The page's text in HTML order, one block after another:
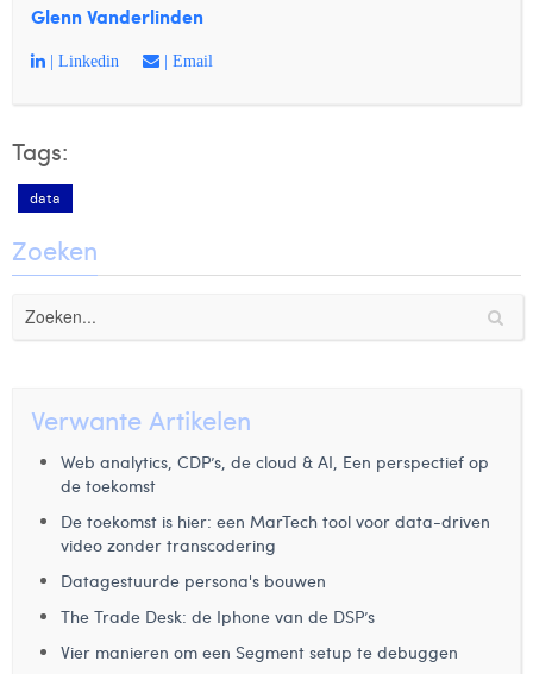
Glenn Vanderlinden
| Linkedin | Email
Tags:
data
Zoeken
Verwante Artikelen
Web analytics, CDP’s, de cloud & AI, Een perspectief op
de toekomst
De toekomst is hier: een MarTech tool voor data-driven
video zonder transcodering
Datagestuurde persona's bouwen
The Trade Desk: de Iphone van de DSP’s
Vier manieren om een Segment setup te debuggen